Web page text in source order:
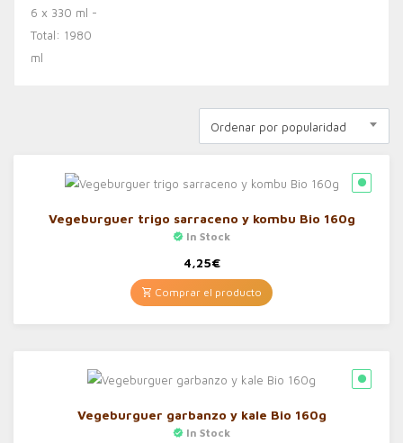
Ordenar por popularidad
Vegeburguer trigo sarraceno y kombu Bio 160g
In Stock
4,25€
Comprar el producto
Vegeburguer garbanzo y kale Bio 160g
In Stock